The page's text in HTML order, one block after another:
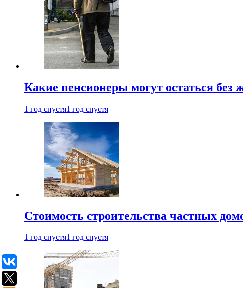
Какие пенсионеры могут остаться без
1 год спустя1 год спустя
Стоимость строительства частных
1 год спустя1 год спустя